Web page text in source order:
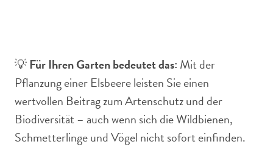
💡Für Ihren Garten bedeutet das: Mit der
Pflanzung einer Elsbeere leisten Sie einen
wertvollen Beitrag zum Artenschutz und der
Biodiversität – auch wenn sich die Wildbienen,
Schmetterlinge und Vögel nicht sofort einfinden.